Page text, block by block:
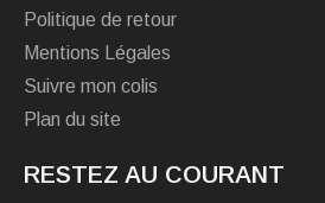
Politique de retour
Mentions Légales
Suivre mon colis
Plan du site
RESTEZ AU COURANT